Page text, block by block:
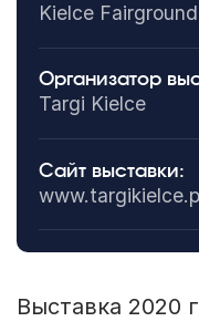
Kielce Fairground
Организатор
Targi Kielce
Сайт выставки:
Выставка 2020